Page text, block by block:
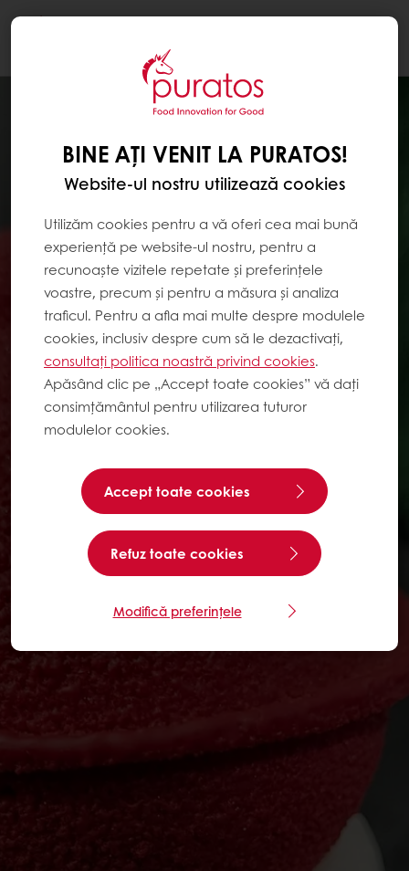
BINE AȚI VENIT LA PURATOS!
Website-ul nostru utilizează cookies
Utilizăm cookies pentru a vă oferi cea mai bună
experiență pe website-ul nostru, pentru a
recunoaște vizitele repetate și preferințele
voastre, precum și pentru a măsura și analiza
traficul. Pentru a afla mai multe despre modulele
cookies, inclusiv despre cum să le dezactivați,
consultați politica noastră privind cookies.
Apăsând clic pe „Accept toate cookies” vă dați
consimțământul pentru utilizarea tuturor
modulelor cookies.
Accept toate cookies
Refuz toate cookies
Modifică preferințele